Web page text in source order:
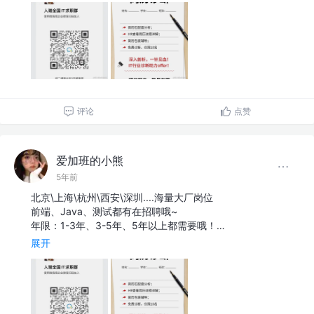
评论 点赞
爱加班的小熊
5年前
北京\上海\杭州\西安\深圳....海量大厂岗位
前端、Java、测试都有在招聘哦~
年限：1-3年、3-5年、5年以上都需要哦！…
展开